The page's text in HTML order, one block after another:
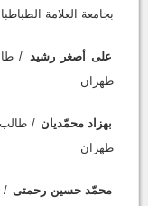
بجامعة العلامة
علی أصغر رشید /
بهزاد محمّدیان / طالب
طهران
محمّد حسین رحمتی /